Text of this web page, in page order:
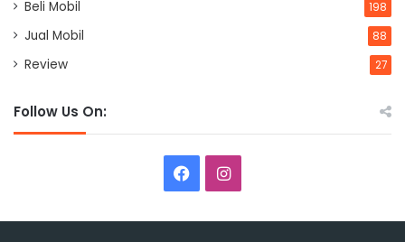
Beli Mobil 198
Jual Mobil 88
Review 27
Follow Us On:
FacebookInstagram